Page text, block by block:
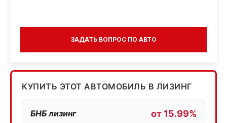
ЗАДАТЬ ВОПРОС ПО АВТО
КУПИТЬ ЭТОТ АВТОМОБИЛЬ В ЛИЗИНГ
БНБ лизинг от 15.99%